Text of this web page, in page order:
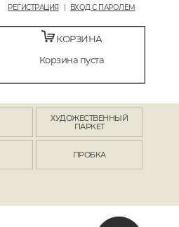
РЕГИСТРАЦИЯ ВХОД С ПАРОЛЕМ
КОРЗИНА
Корзина пуста
ХУДОЖЕСТВЕННЫЙ
ПАРКЕТ
ПРОБКА